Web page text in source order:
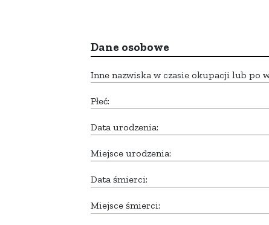
Dane osobowe
Inne nazwiska w czasie okupacji lub po
Płeć:
Data urodzenia:
Miejsce urodzenia:
Data śmierci:
Miejsce śmierci: